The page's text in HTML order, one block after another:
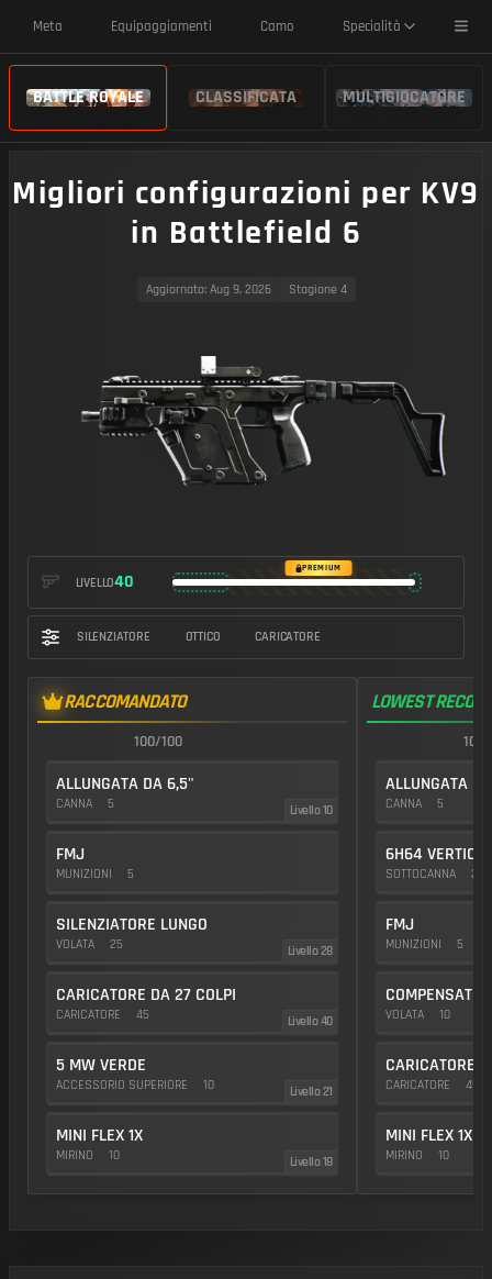
Meta Equipaggiamenti Camo Specialità
BATTLE ROYALE CLASSIFICATA MULTIGIOCATORE
Migliori configurazioni per KV9
in Battlefield 6
Aggiornato: Aug 9, 2026 Stagione 4
LIVELLO40
PREMIUM
SILENZIATORE OTTICO CARICATORE
RACCOMANDATO
100/100
ALLUNGATA DA 6,5"
CANNA 5 Livello 10
FMJ
MUNIZIONI 5
SILENZIATORE LUNGO
VOLATA 25 Livello 28
CARICATORE DA 27 COLPI
CARICATORE 45 Livello 40
5 MW VERDE
ACCESSORIO SUPERIORE 10 Livello 21
MINI FLEX 1X
MIRINO 10 Livello 18
LOWEST RECOIL
ALLUNGATA
CANNA 5
6H64
SOTTOCANNA 25
FMJ
MUNIZIONI 5
VOLATA 10
CARICATORE
CARICATORE 45
MINI FLEX 1X
MIRINO 10